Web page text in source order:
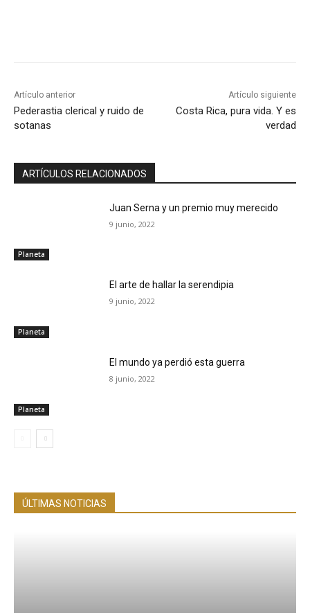
Artículo anterior
Pederastia clerical y ruido de
sotanas
Artículo siguiente
Costa Rica, pura vida. Y es
verdad
ARTÍCULOS RELACIONADOS
Planeta
Juan Serna y un premio muy merecido
9 junio, 2022
Planeta
El arte de hallar la serendipia
9 junio, 2022
Planeta
El mundo ya perdió esta guerra
8 junio, 2022
ÚLTIMAS NOTICIAS